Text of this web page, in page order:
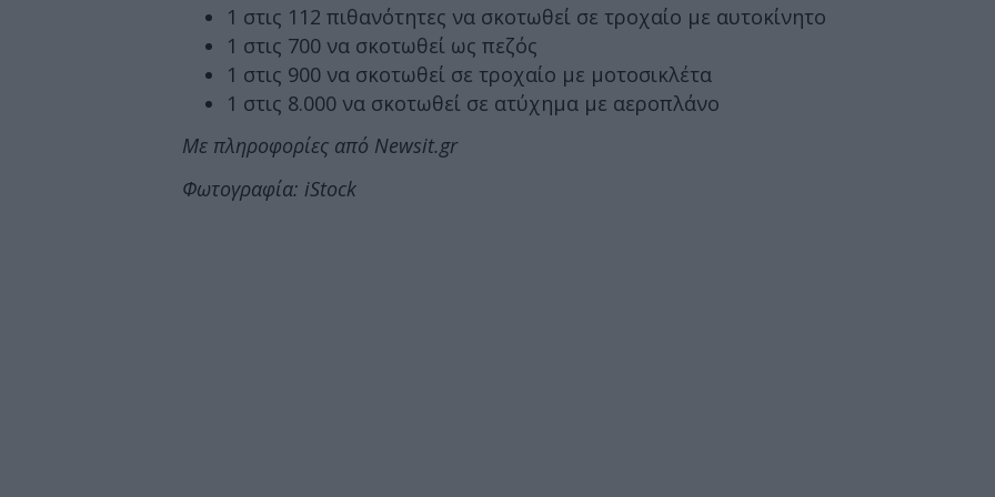
1 στις 112 πιθανότητες να σκοτωθεί σε τροχαίο με αυτοκίνητο
1 στις 700 να σκοτωθεί ως πεζός
1 στις 900 να σκοτωθεί σε τροχαίο με μοτοσικλέτα
1 στις 8.000 να σκοτωθεί σε ατύχημα με αεροπλάνο
Με πληροφορίες από Newsit.gr
Φωτογραφία: iStock